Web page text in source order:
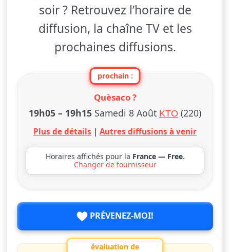
soir ? Retrouvez l’horaire de
diffusion, la chaîne TV et les
prochaines diffusions.
prochain :
Quèsaco ?
19h05 – 19h15 Samedi 8 Août KTO (220)
Plus de détails | Autres diffusions à venir
Horaires affichés pour la France — Free.
Changer de fournisseur
PRÉVENEZ-MOI!
évaluation de